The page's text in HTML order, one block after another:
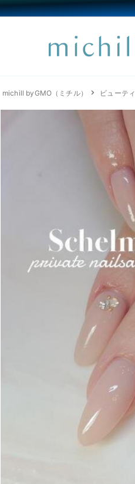
michill byGMO（ミチル） ビューティ